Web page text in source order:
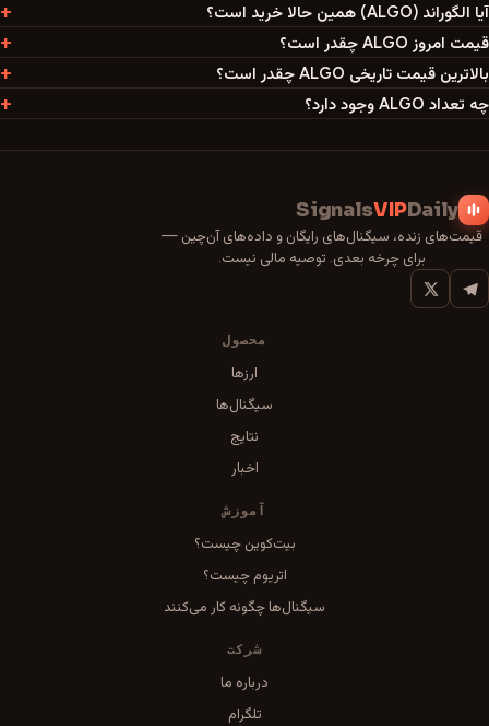
آیا الگوراند (ALGO) همین حالا خرید است؟
قیمت امروز ALGO چقدر است؟
بالاترین قیمت تاریخی ALGO چقدر است؟
چه تعداد ALGO وجود دارد؟
Daily
VIP
Signals
قیمت‌های زنده، سیگنال‌های رایگان و داده‌های آن‌چین —
برای چرخه بعدی. توصیه مالی نیست.
محصول
ارزها
سیگنال‌ها
نتایج
اخبار
آموزش
بیت‌کوین چیست؟
اتریوم چیست؟
سیگنال‌ها چگونه کار می‌کنند
شرکت
درباره ما
تلگرام